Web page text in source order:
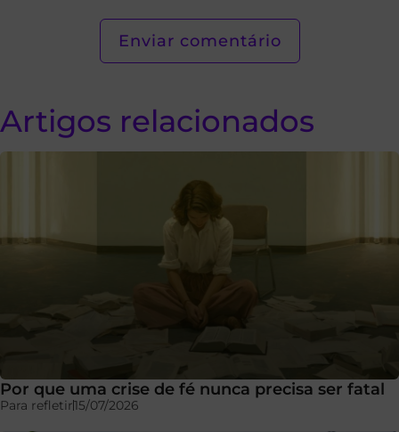
Artigos relacionados
Por que uma crise de fé nunca precisa ser fatal
Para refletir15/07/2026